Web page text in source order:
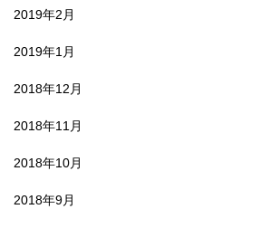
2019年2月
2019年1月
2018年12月
2018年11月
2018年10月
2018年9月